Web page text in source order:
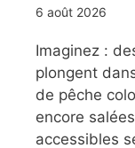
6 août 2026
Imaginez :
plongent
de pêche
encore
accessibles